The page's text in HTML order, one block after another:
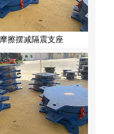
摩擦摆减隔震支座